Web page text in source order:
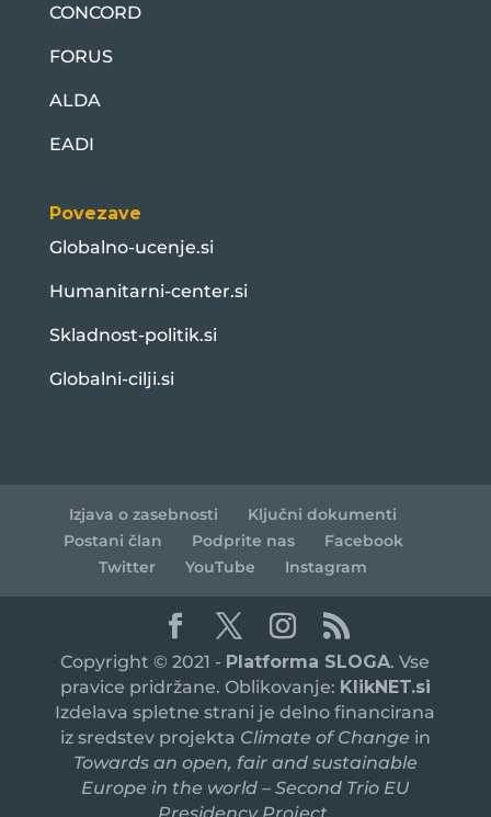
CONCORD
FORUS
ALDA
EADI
Povezave
Globalno-ucenje.si
Humanitarni-center.si
Skladnost-politik.si
Globalni-cilji.si
Izjava o zasebnosti
Ključni dokumenti
Postani član
Podprite nas
Facebook
Twitter
YouTube Instagram
Copyright © 2021 - Platforma SLOGA. Vse
pravice pridržane. Oblikovanje: KlikNET.si
Izdelava spletne strani je delno financirana
iz sredstev projekta Climate of Change in
Towards an open, fair and sustainable
Europe in the world – Second Trio EU